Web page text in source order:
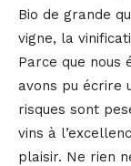
Bio de grande
vigne, la
Parce que nous
avons pu écrire
risques sont
vins à
plaisir. Ne rien